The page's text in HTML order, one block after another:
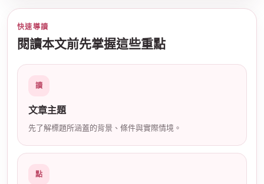
快速導讀
閱讀本文前先掌握這些重點
讀
文章主題
先了解標題所涵蓋的背景、條件與實際情境。
點